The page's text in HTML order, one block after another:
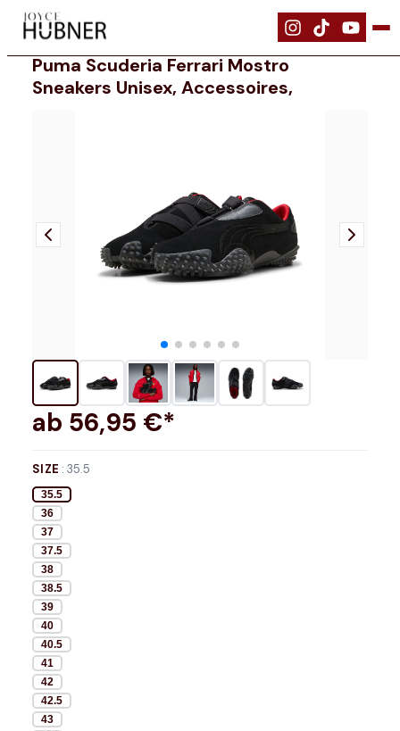
| Schuhe | PUMA Scuderia Ferrari Mostro Sneakers Unisex,
Puma Scuderia Ferrari Mostro
Sneakers Unisex, Accessoires,
ab 56,95 €*
SIZE :35.5
35.5
36
37
37.5
38
38.5
39
40
40.5
41
42
42.5
43